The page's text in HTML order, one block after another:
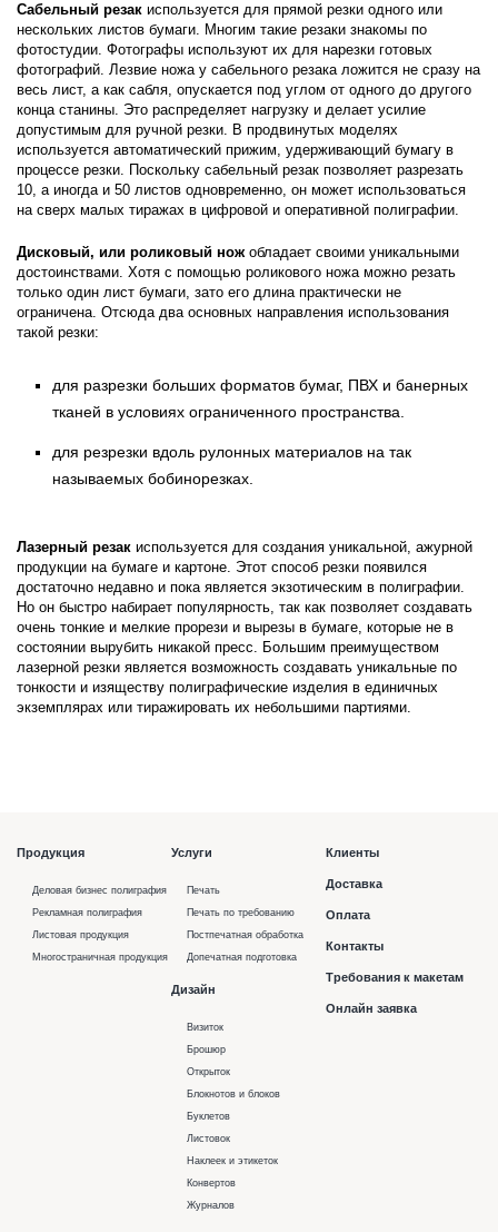
Сабельный резак используется для прямой резки одного или
нескольких листов бумаги. Многим такие резаки знакомы по
фотостудии. Фотографы используют их для нарезки готовых
фотографий. Лезвие ножа у сабельного резака ложится не сразу на
весь лист, а как сабля, опускается под углом от одного до другого
конца станины. Это распределяет нагрузку и делает усилие
допустимым для ручной резки. В продвинутых моделях
используется автоматический прижим, удерживающий бумагу в
процессе резки. Поскольку сабельный резак позволяет разрезать
10, а иногда и 50 листов одновременно, он может использоваться
на сверх малых тиражах в цифровой и оперативной полиграфии.
Дисковый, или роликовый ножобладает своими уникальными
достоинствами. Хотя с помощью роликового ножа можно резать
только один лист бумаги, зато его длина практически не
ограничена. Отсюда два основных направления использования
такой резки:
для разрезки больших форматов бумаг, ПВХ и банерных
тканей в условиях ограниченного пространства.
для резрезки вдоль рулонных материалов на так
называемых бобинорезках.
Лазерный резак используется для создания уникальной, ажурной
продукции на бумаге и картоне. Этот способ резки появился
достаточно недавно и пока является экзотическим в полиграфии.
Но он быстро набирает популярность, так как позволяет создавать
очень тонкие и мелкие прорези и вырезы в бумаге, которые не в
состоянии вырубить никакой пресс. Большим преимуществом
лазерной резки является возможность создавать уникальные по
тонкости и изяществу полиграфические изделия в единичных
экземплярах или тиражировать их небольшими партиями.
Продукция
Деловая бизнес полиграфия
Рекламная полиграфия
Листовая продукция
Многостраничная продукция
Услуги
Печать
Печать по требованию
Постпечатная обработка
Допечатная подготовка
Дизайн
Визиток
Брошюр
Открыток
Блокнотов и блоков
Буклетов
Листовок
Наклеек и этикеток
Конвертов
Журналов
Клиенты
Доставка
Оплата
Контакты
Требования к макетам
Онлайн заявка